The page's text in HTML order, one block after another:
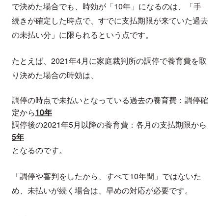
で決めた場合でも、時効が「10年」になるのは、「手
続きが確定した時点で、すでに支払期限が来ていた過去
の未払い分」に限られるという点です。
たとえば、2021年4月に家庭裁判所の調停で養育費を取
り決めた場合の時効は、
調停の時点で未払いとなっている過去の養育費：調停確
定から10年
調停後の2021年5月以降の養育費：各月の支払期限から
5年
となるのです。
「調停や審判をしたから、すべて10年間」ではないた
め、未払いが続く場合は、早めの対応が必要です。